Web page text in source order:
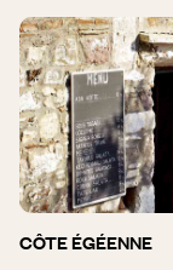
montgolfière les
l'érosion, rien de
Vous découvrirez
églises byzantines
creusées dans la roche claire. Un
Anatolie vous
fréquentés par les
entretient la
Mont Nemrut.
CÔTE ÉGÉENNE